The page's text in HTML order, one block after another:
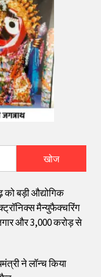
खोज
को बड़ी औद्योगिक
मैन्युफैक्चरिंग
और ₹3,000 करोड़ से
ने लॉन्च किया